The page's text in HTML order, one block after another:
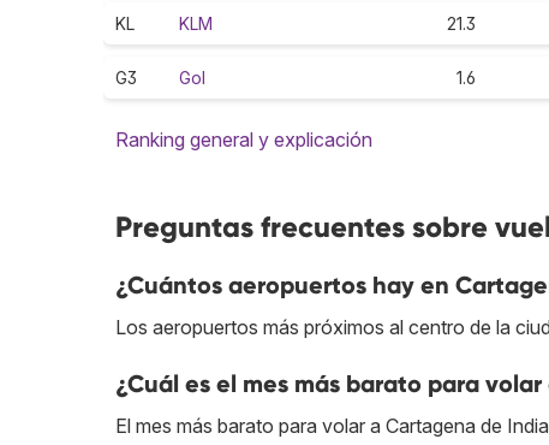
KL KLM 21.3
G3 Gol 1.6
Ranking general y explicación
Preguntas frecuentes sobre
¿Cuántos aeropuertos hay en
Los aeropuertos más próximos al centro de la
¿Cuál es el mes más barato para
El mes más barato para volar a Cartagena de